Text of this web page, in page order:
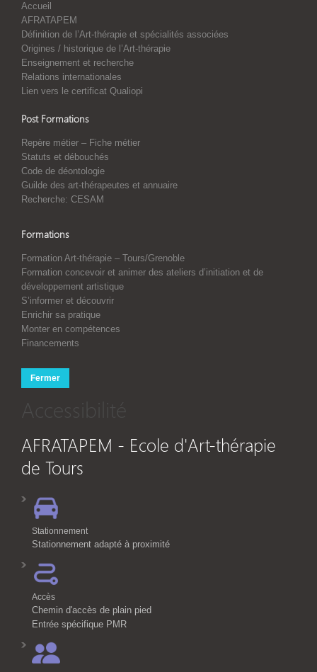
Accueil
AFRATAPEM
Définition de l’Art-thérapie et spécialités associées
Origines / historique de l’Art-thérapie
Enseignement et recherche
Relations internationales
Lien vers le certificat Qualiopi
Post Formations
Repère métier – Fiche métier
Statuts et débouchés
Code de déontologie
Guilde des art-thérapeutes et annuaire
Recherche: CESAM
Formations
Formation Art-thérapie – Tours/Grenoble
Formation concevoir et animer des ateliers d’initiation et de
développement artistique
S’informer et découvrir
Enrichir sa pratique
Monter en compétences
Financements
Fermer
Accessibilité
AFRATAPEM - Ecole d'Art-thérapie
de Tours
Stationnement
Stationnement adapté à proximité
Accès
Chemin d'accès de plain pied
Entrée spécifique PMR